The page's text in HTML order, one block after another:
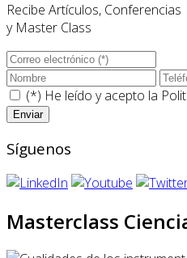
Recibe Artículos, Conferencias
y Master Class
(*) He leído y acepto la
Síguenos
Masterclass